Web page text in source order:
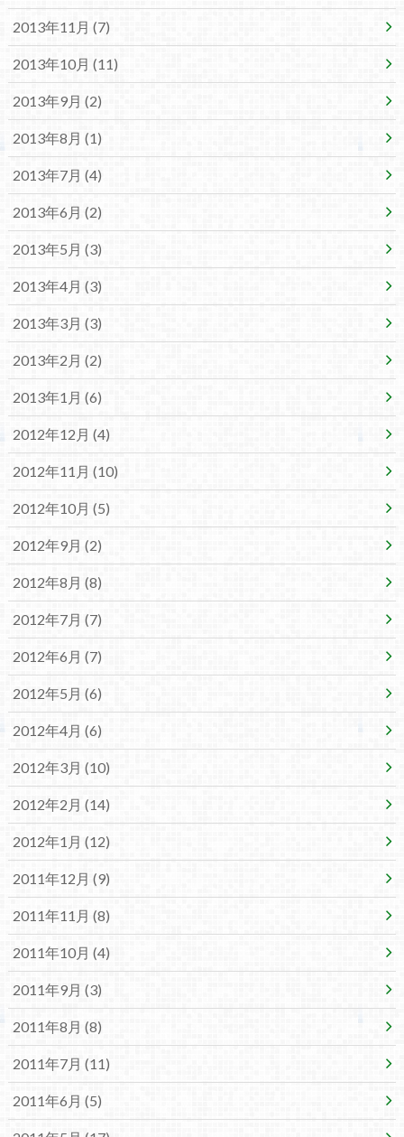
2013年11月 (7)
2013年10月 (11)
2013年9月 (2)
2013年8月 (1)
2013年7月 (4)
2013年6月 (2)
2013年5月 (3)
2013年4月 (3)
2013年3月 (3)
2013年2月 (2)
2013年1月 (6)
2012年12月 (4)
2012年11月 (10)
2012年10月 (5)
2012年9月 (2)
2012年8月 (8)
2012年7月 (7)
2012年6月 (7)
2012年5月 (6)
2012年4月 (6)
2012年3月 (10)
2012年2月 (14)
2012年1月 (12)
2011年12月 (9)
2011年11月 (8)
2011年10月 (4)
2011年9月 (3)
2011年8月 (8)
2011年7月 (11)
2011年6月 (5)